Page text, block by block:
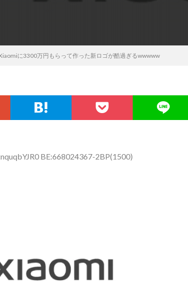
に3300万円もらって作った新ロゴが酷過ぎるwwwww
BE:668024367-2BP(1500)